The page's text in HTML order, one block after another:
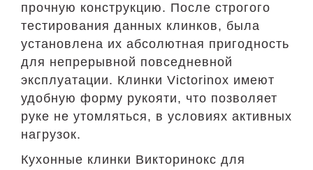
прочную конструкцию. После строгого
тестирования данных клинков, была
установлена их абсолютная пригодность
для непрерывной повседневной
эксплуатации. Клинки Victorinox имеют
удобную форму рукояти, что позволяет
руке не утомляться, в условиях активных
нагрузок.
Кухонные клинки Викторинокс для